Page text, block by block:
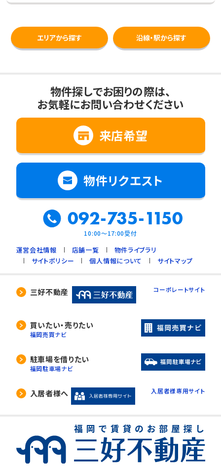
エリアから探す 沿線・駅から探す
物件探しでお困りの際は、
お気軽にお問い合わせください
来店希望
物件リクエスト
092-735-1150
10:00～17:00受付
運営会社情報 店舗一覧
物件ライブラリ
サイトポリシー
個人情報について サイトマップ
三好不動産 コーポレートサイト
買いたい・売りたい
福岡売買ナビ
駐車場を借りたい
福岡駐車場ナビ
入居者様へ 入居者様専用サイト